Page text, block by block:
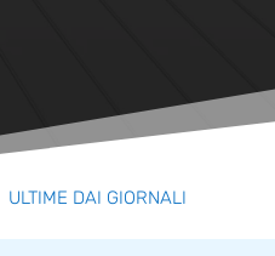
ULTIME DAI GIORNALI